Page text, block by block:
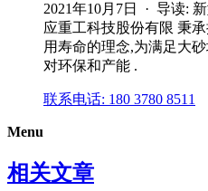
2021年10月7日 · 导读:
应重工科技股份有限 秉
用寿命的理念,为满足大
对环保和产能 .
联系电话: 180 3780 8511
Menu
相关文章